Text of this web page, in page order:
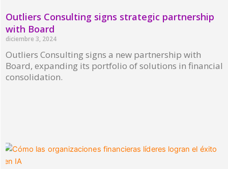
Outliers Consulting signs strategic partnership
with Board
diciembre 3, 2024
Outliers Consulting signs a new partnership with
Board, expanding its portfolio of solutions in financial
consolidation.